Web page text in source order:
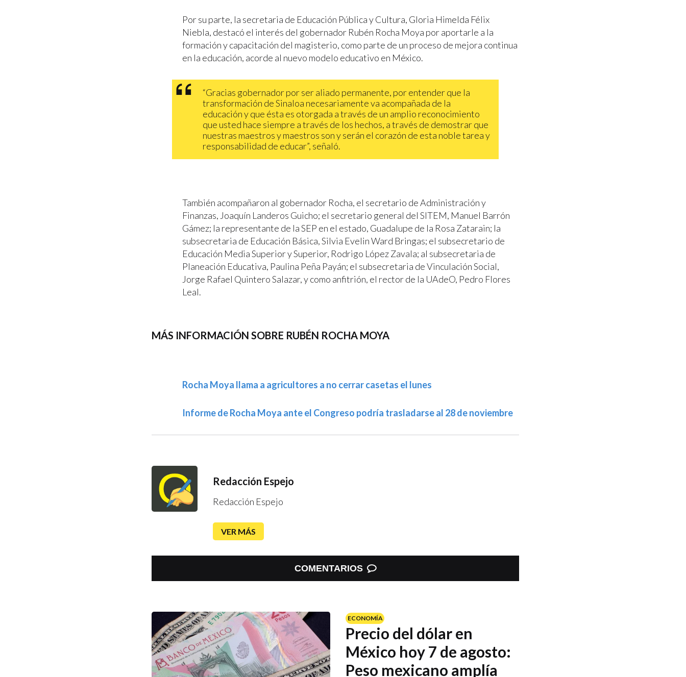
Por su parte, la secretaria de Educación Pública y Cultura, Gloria Himelda Félix
Niebla, destacó el interés del gobernador Rubén Rocha Moya por aportarle a la
formación y capacitación del magisterio, como parte de un proceso de mejora continua
en la educación, acorde al nuevo modelo educativo en México.
“Gracias gobernador por ser aliado permanente, por entender que la
transformación de Sinaloa necesariamente va acompañada de la
educación y que ésta es otorgada a través de un amplio reconocimiento
que usted hace siempre a través de los hechos, a través de demostrar que
nuestras maestros y maestros son y serán el corazón de esta noble tarea y
responsabilidad de educar”, señaló.
También acompañaron al gobernador Rocha, el secretario de Administración y
Finanzas, Joaquín Landeros Guicho; el secretario general del SITEM, Manuel Barrón
Gámez; la representante de la SEP en el estado, Guadalupe de la Rosa Zatarain; la
subsecretaria de Educación Básica, Silvia Evelin Ward Bringas; el subsecretario de
Educación Media Superior y Superior, Rodrigo López Zavala; al subsecretaria de
Planeación Educativa, Paulina Peña Payán; el subsecretaria de Vinculación Social,
Jorge Rafael Quintero Salazar, y como anfitrión, el rector de la UAdeO, Pedro Flores
Leal.
MÁS INFORMACIÓN SOBRE RUBÉN ROCHA MOYA
Rocha Moya llama a agricultores a no cerrar casetas el lunes
Informe de Rocha Moya ante el Congreso podría trasladarse al 28 de noviembre
Redacción Espejo
Redacción Espejo
VER MÁS
COMENTARIOS
ECONOMÍA
Precio del dólar en
México hoy 7 de agosto:
Peso mexicano amplía